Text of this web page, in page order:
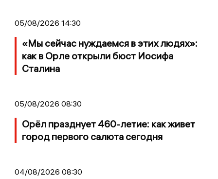
05/08/2026 14:30
«Мы сейчас нуждаемся в этих людях»:
как в Орле открыли бюст Иосифа
Сталина
05/08/2026 08:30
Орёл празднует 460-летие: как живет
город первого салюта сегодня
04/08/2026 08:30